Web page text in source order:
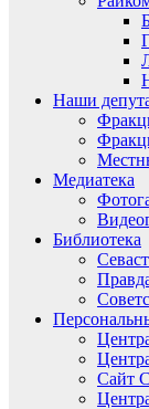
Наши
Медиатека
Библиотека
Сайт